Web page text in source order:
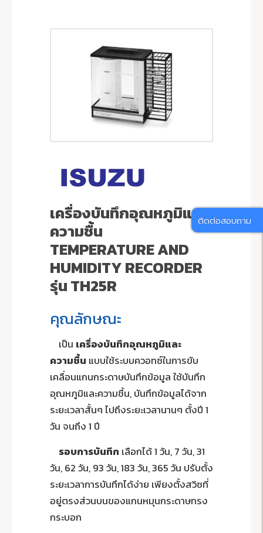
เครื่องบันทึกอุณหภูมิและ
ความชื้น
TEMPERATURE AND
HUMIDITY RECORDER
รุ่น TH25R
คุณลักษณะ
เป็น เครื่องบันทึกอุณหภูมิและ
ความชื้น แบบใช้ระบบควอทซ์ในการขับ
เคลื่อนแกนกระดาษบันทึกข้อมูล ใช้บันทึก
อุณหภูมิและความชื้น, บันทึกข้อมูลได้จาก
ระยะเวลาสั้นๆ ไปถึงระยะเวลานานๆ ตั้งปี 1
วัน จนถึง 1 ปี
รอบการบันทึก เลือกได้ 1 วัน, 7 วัน, 31
วัน, 62 วัน, 93 วัน, 183 วัน, 365 วัน ปรับตั้ง
ระยะเวลาการบันทึกได้ง่าย เพียงตั้งสวิซที่
อยู่ตรงส่วนบนของแกนหมุนกระดาษทรง
กระบอก
ติดต่อสอบถาม